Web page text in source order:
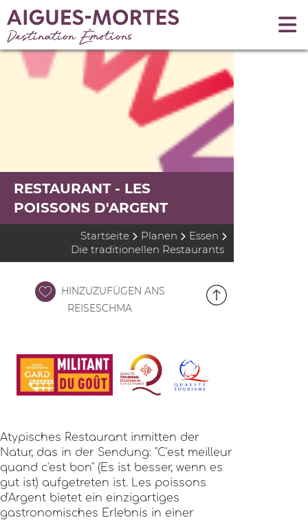
RESTAURANT - LES
POISSONS D'ARGENT
Startseite Planen
Essen
Die traditionellen Restaurants
HINZUZUFÜGEN ANS
REISESCHMA
Atypisches Restaurant inmitten der
Natur, das in der Sendung: "C'est meilleur
quand c'est bon" (Es ist besser, wenn es
gut ist) aufgetreten ist. Les poissons
d'Argent bietet ein einzigartiges
gastronomisches Erlebnis in einer